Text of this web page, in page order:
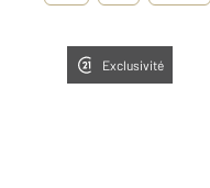
Exclusivité